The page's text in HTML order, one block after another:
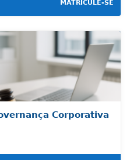
MATRICULE-SE
Corporativa